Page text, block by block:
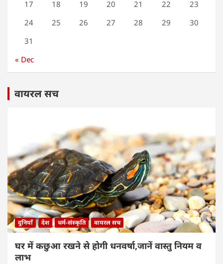
17 18 19 20 21 22
23
24
25 26 27 28 29
30
31
« Dec
वायरल सच
दुनियाँ देश धर्म-संस्कृति वायरल सच
घर में कछुआ रखने से होगी धनवर्षा,जानें वास्तु नियम व
लाभ